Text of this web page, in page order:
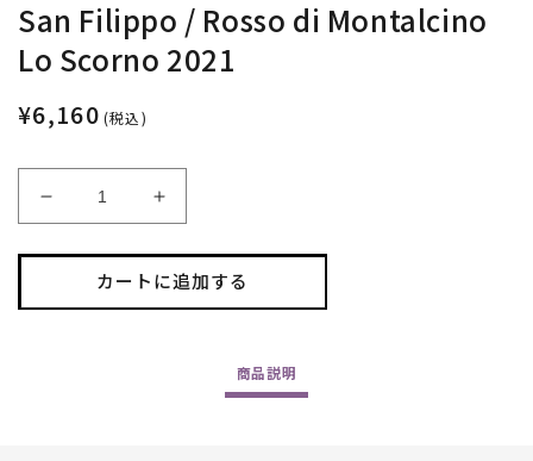
San Filippo / Rosso di Montalcino
Lo Scorno 2021
¥6,160 (税込)
Filippo
/
Rosso
di
San
Filippo
/
Rosso
di
カートに追加する
商品説明